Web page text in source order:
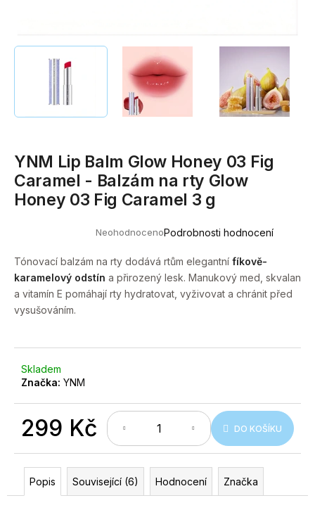
produktu
je
0,0
5
hvězdiček.
NeohodnocenoPodrobnosti hodnocení
YNM Lip Balm Glow Honey 03 Fig
Caramel - Balzám na rty Glow
Honey 03 Fig Caramel 3 g
Tónovací balzám na rty dodává rtům elegantní fíkově-
karamelový odstín a přirozený lesk. Manukový med, skvalan
a vitamín E pomáhají rty hydratovat, vyživovat a chránit před
vysušováním.
Skladem
Značka: YNM
299 Kč DO KOŠÍKU
Popis Související (6) Hodnocení Značka
í
HLEDAT
p
o
r
u
č
j
e
m